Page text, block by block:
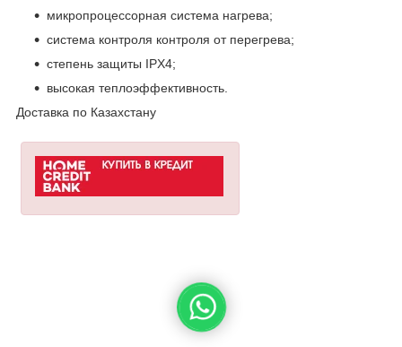
микропроцессорная система нагрева;
система контроля контроля от перегрева;
степень защиты IPX4;
высокая теплоэффективность.
Доставка по Казахстану